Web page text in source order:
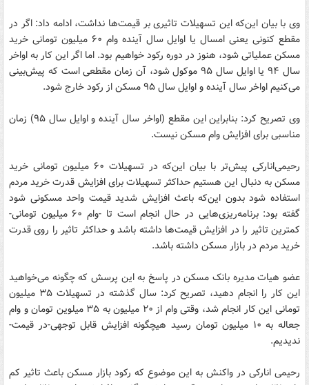
وی با بیان این‌که این تسهیلات تاثیری بر قیمت‌ها نداشت، ادامه داد: اگر در
مقطع کنونی یعنی امسال یا اوایل سال آینده وام ۶۰ میلیون تومانی خرید
مسکن عملیاتی شود، هنوز در دوره رکود خواهیم بود. اما اگر این کار به اواخر
سال ۹۴ یا اوایل سال ۹۵ موکول شود، آن زمان مقطعی است که پیش‌بینی
می‌کنیم اواخر سال آینده و اوایل سال ۹۵ مسکن از رکود خارج شود.
وی تصریح کرد: بنابراین این مقطع (اواخر سال آینده و اوایل سال ۹۵) زمان
مناسبی برای افزایش وام مسکن نیست.
رحیمی‌انارکی پیش‌تر با بیان این‌که در تسهیلات ۶۰ میلیون تومانی خرید
مسکن به دنبال این هستیم حداکثر تسهیلات برای افزایش قدرت خرید مردم
استفاده شود بدون این‌که باعث افزایش شدید قیمت واحد مسکونی شود
گفته بود: برنامه‌ریزی‌هایی در حال انجام است تا -وام ۶۰ میلیون تومانی-
کمترین تاثیر را در افزایش قیمت‌ها داشته باشد و حداکثر تاثیر را روی قدرت
خرید مردم در بازار مسکن داشته باشد.
عضو هیات مدیره بانک مسکن در پاسخ به این پرسش که چگونه می‌خواهید
این کار را انجام دهید، تصریح کرد: سال گذشته در تسهیلات ۳۵ میلیون
تومانی این کار انجام شد، وقتی وام از ۲۰ میلیون به ۳۵ میلوین تومان و وام
جعاله به ۱۰ میلیون تومان رسید هیچگونه افزایش قابل توجهی-در قیمت-
ندیدیم.
رحیمی انارکی در واکنش به این موضوع که رکود بازار مسکن باعث تاثیر کم